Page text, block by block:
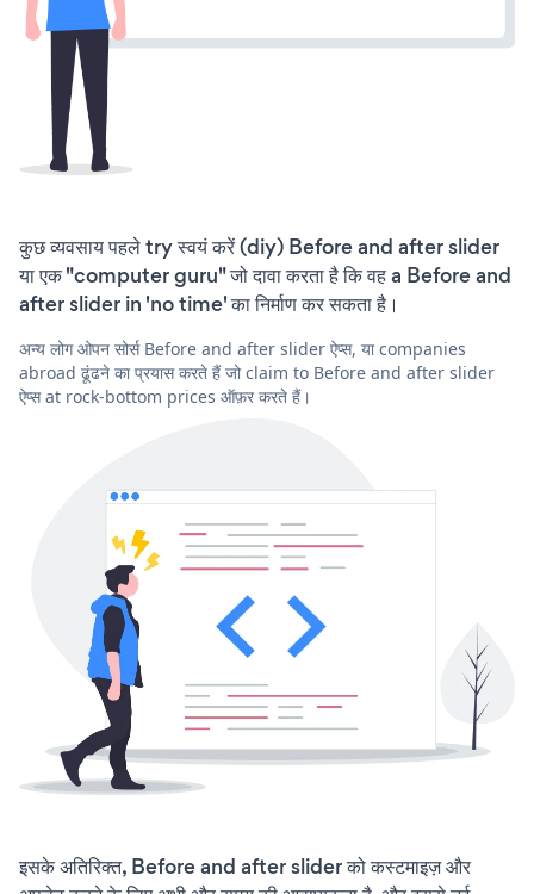
कुछ व्यवसाय पहले try स्वयं करें (diy) Before and after slider
या एक "computer guru" जो दावा करता है कि वह a Before and
after slider in 'no time' का निर्माण कर सकता है।
अन्य लोग ओपन सोर्स Before and after slider ऐप्स, या companies
abroad ढूंढने का प्रयास करते हैं जो claim to Before and after slider
ऐप्स at rock-bottom prices ऑफ़र करते हैं।
इसके अतिरिक्त, Before and after slider को कस्टमाइज़ और